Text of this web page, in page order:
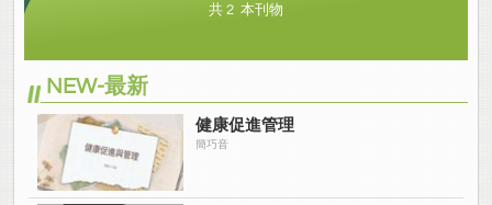
共 2 本刊物
NEW-最新
健康促進管理
簡巧音